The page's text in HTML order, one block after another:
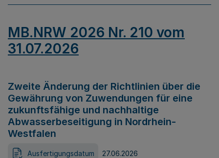
MB.NRW 2026 Nr. 210 vom
31.07.2026
Zweite Änderung der Richtlinien über die
Gewährung von Zuwendungen für eine
zukunftsfähige und nachhaltige
Abwasserbeseitigung in Nordrhein-
Westfalen
Ausfertigungsdatum 27.06.2026